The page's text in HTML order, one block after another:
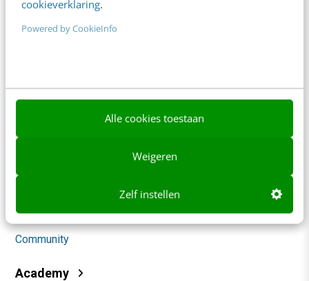
cookieverklaring.
Powered by CookieInfo
Alle cookies toestaan
Weigeren
Zelf instellen
Klantcontact & CX
Themanieuwsbrieven
Community
Academy